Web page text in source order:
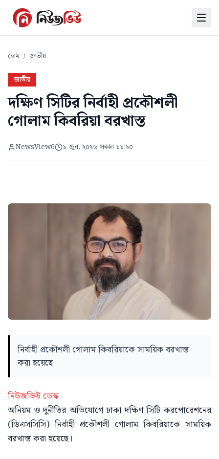
হোম / জাতীয়
জাতীয়
দক্ষিণ সিটির নির্বাহী প্রকৌশলী
গোলাম কিবরিয়া বরখাস্ত
NewsView6 ১ জুন, ২০২৬ সকাল ১১:২০
নির্বাহী প্রকৌশলী গোলাম কিবরিয়াকে সাময়িক বরখাস্ত
করা হয়েছে
নিউজভিউ ডেস্ক
অনিয়ম ও দুর্নীতির অভিযোগে ঢাকা দক্ষিণ সিটি করপোরেশনের
(ডিএসসিসি) নির্বাহী প্রকৌশলী গোলাম কিবরিয়াকে সাময়িক
বরখাস্ত করা হয়েছে।